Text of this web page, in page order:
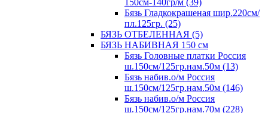
150см-140гр/м (39)
Бязь Гладкокрашеная шир.220см/
пл.125гр. (25)
БЯЗЬ ОТБЕЛЕННАЯ (5)
БЯЗЬ НАБИВНАЯ 150 см
Бязь Головные платки Россия
ш.150см/125гр.нам.50м (13)
Бязь набив.о/м Россия
ш.150см/125гр.нам.50м (146)
Бязь набив.о/м Россия
ш.150см/125гр.нам.70м (228)